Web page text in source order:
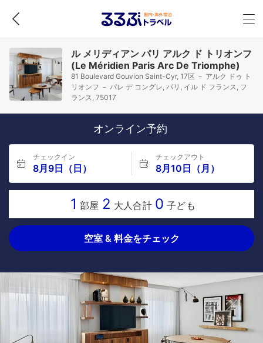
ル メリディアン パリ アルク ド トリオンフ
(Le Méridien Paris Arc De Triomphe)
81 Boulevard Gouvion Saint-Cyr, 17区 － アルク ドゥ ト
リオンフ － パレ デ コングレ, パリ, イル ド フランス, フ
ランス, 75017
オンライン予約
チェックイン
8月9日（日）
チェックアウト
8月10日（月）
1 部屋 2 大人合計 0 子ども
空室 & 料金をチェック